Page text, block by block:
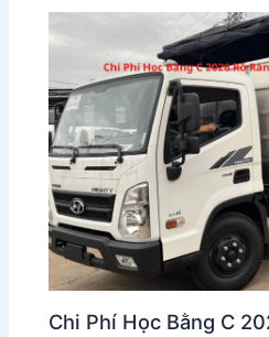
Chi Phí Học Bằng C